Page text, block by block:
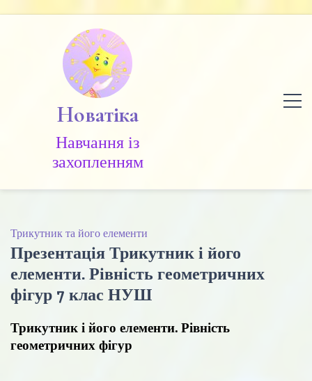
Новатіка
Навчання із
захопленням
Трикутник та його елементи
Презентація Трикутник і його
елементи. Рівність геометричних
фігур 7 клас НУШ
Трикутник і його елементи. Рівність
геометричних фігур